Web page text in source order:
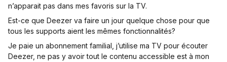
n’apparait pas dans mes favoris sur la TV.
Est-ce que Deezer va faire un jour quelque chose pour que
tous les supports aient les mêmes fonctionnalités?
Je paie un abonnement familial, j’utilise ma TV pour écouter
Deezer, ne pas y avoir tout le contenu accessible est à mon